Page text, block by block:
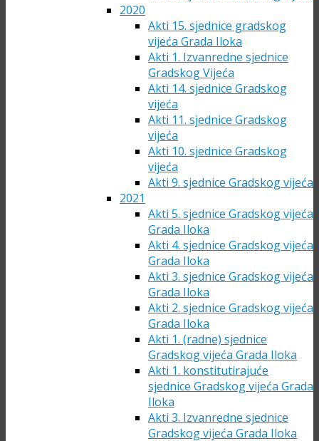
2020
Akti 15. sjednice gradskog
vijeća Grada Iloka
Akti 1. Izvanredne sjednice
Gradskog Vijeća
Akti 14. sjednice Gradskog
vijeća
Akti 11. sjednice Gradskog
vijeća
Akti 10. sjednice Gradskog
vijeća
Akti 9. sjednice Gradskog vijeća
2021
Akti 5. sjednice Gradskog vijeća
Grada Iloka
Akti 4. sjednice Gradskog vijeća
Grada Iloka
Akti 3. sjednice Gradskog vijeća
Grada Iloka
Akti 2. sjednice Gradskog vijeća
Grada Iloka
Akti 1. (radne) sjednice
Gradskog vijeća Grada Iloka
Akti 1. konstitutirajuće
sjednice Gradskog vijeća Grada
Iloka
Akti 3. Izvanredne sjednice
Gradskog vijeća Grada Iloka